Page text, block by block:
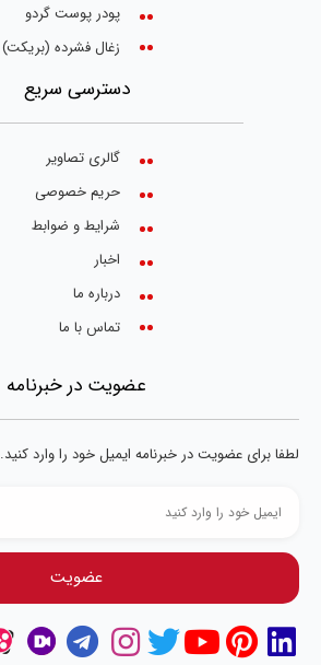
پودر پوست گردو
زغال فشرده (بریکت)
دسترسی سریع
گالری تصاویر
حریم خصوصی
شرایط و ضوابط
اخبار
درباره ما
تماس با ما
عضویت در خبرنامه
لطفا برای عضویت در خبرنامه ایمیل خود را وارد کنید.
عضویت